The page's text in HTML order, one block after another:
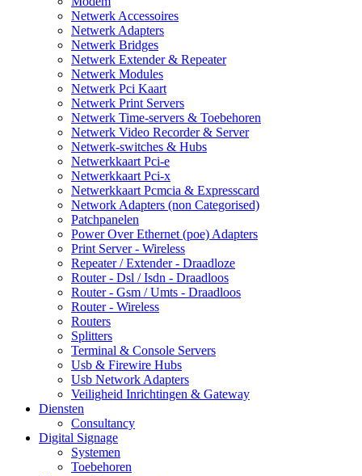
Netwerk Accessoires
Netwerk Adapters
Netwerk Bridges
Netwerk Extender & Repeater
Netwerk Modules
Netwerk Pci Kaart
Netwerk Print Servers
Netwerk Time-servers & Toebehoren
Netwerk Video Recorder & Server
Netwerk-switches & Hubs
Netwerkkaart Pci-e
Netwerkkaart Pci-x
Netwerkkaart Pcmcia & Expresscard
Network Adapters (non Categorised)
Patchpanelen
Power Over Ethernet (poe) Adapters
Print Server - Wireless
Repeater / Extender - Draadloze
Router - Dsl / Isdn - Draadloos
Router - Gsm / Umts - Draadloos
Router - Wireless
Routers
Splitters
Terminal & Console Servers
Usb & Firewire Hubs
Usb Network Adapters
Veiligheid Inrichtingen & Gateway
Diensten
Consultancy
Digital Signage
Systemen
Toebehoren